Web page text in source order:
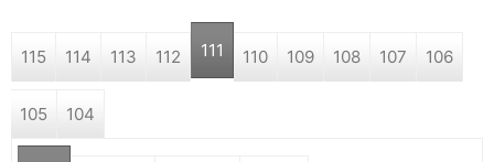
學a
r
115 114 113 112 111 110 109 108 107 106
105 104